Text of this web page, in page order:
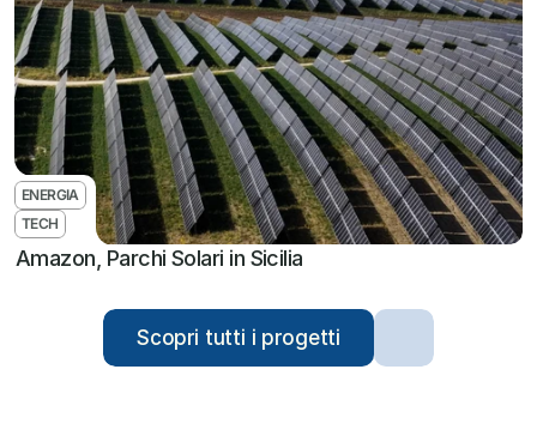
ENERGIA
TECH
Amazon, Parchi Solari in Sicilia
Scopri tutti i progetti